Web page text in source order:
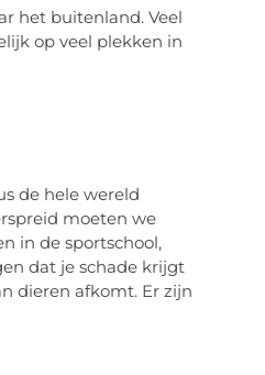
het buitenland. Veel
op veel plekken in
de hele wereld
moeten we
in de sportschool,
dat je schade krijgt
dieren afkomt. Er zijn